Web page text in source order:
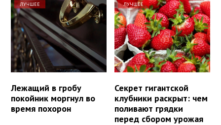
ЛУЧШЕЕ
Лежащий в гробу
покойник моргнул во
время похорон
ЛУЧШЕЕ
Секрет гигантской
клубники раскрыт: чем
поливают грядки
перед сбором урожая